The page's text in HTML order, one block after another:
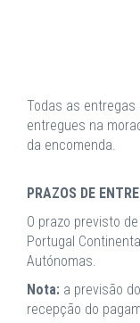
Todas as entregas
entregues na
da encomenda.
PRAZOS DE
O prazo previsto
Portugal
Autónomas.
Nota: a previsão
recepção do